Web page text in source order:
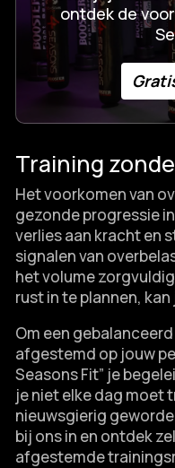
ontdek de
Training
Het voorkomen van
gezonde progressie
verlies aan kracht en
signalen van
het volume
rust in te plannen,
Om een
afgestemd op jouw
Seasons Fit” je
je niet elke dag moet
nieuwsgierig
bij ons in en ontdek
afgestemde